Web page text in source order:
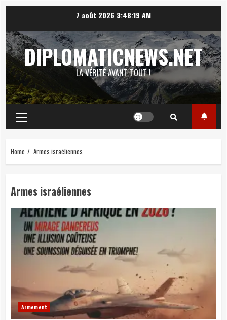
content
7 août 2026 3:48:20 AM
DIPLOMATICNEWS.NET
LA VÉRITÉ AVANT TOUT !
Primary
Menu
Home Armes israéliennes
Armes israéliennes
Armement